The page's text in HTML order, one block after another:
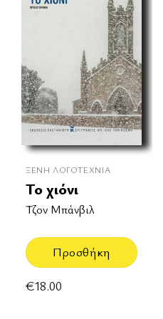
ΞΈΝΗ ΛΟΓΟΤΕΧΝΊΑ
Το χιόνι
Τζον Μπάνβιλ
Προσθήκη
€18.00